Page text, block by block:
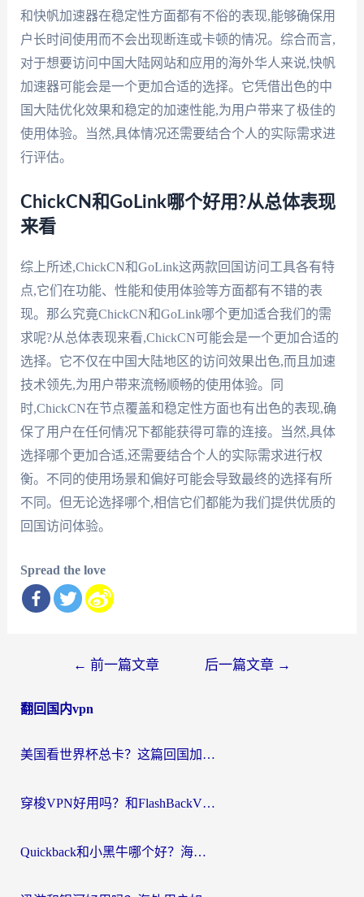
和快帆加速器在稳定性方面都有不俗的表现,能够确保用
户长时间使用而不会出现断连或卡顿的情况。综合而言,
对于想要访问中国大陆网站和应用的海外华人来说,快帆
加速器可能会是一个更加合适的选择。它凭借出色的中
国大陆优化效果和稳定的加速性能,为用户带来了极佳的
使用体验。当然,具体情况还需要结合个人的实际需求进
行评估。
ChickCN和GoLink哪个好用?从总体表现
来看
综上所述,ChickCN和GoLink这两款回国访问工具各有特
点,它们在功能、性能和使用体验等方面都有不错的表
现。那么究竟ChickCN和GoLink哪个更加适合我们的需
求呢?从总体表现来看,ChickCN可能会是一个更加合适的
选择。它不仅在中国大陆地区的访问效果出色,而且加速
技术领先,为用户带来流畅顺畅的使用体验。同
时,ChickCN在节点覆盖和稳定性方面也有出色的表现,确
保了用户在任何情况下都能获得可靠的连接。当然,具体
选择哪个更加合适,还需要结合个人的实际需求进行权
衡。不同的使用场景和偏好可能会导致最终的选择有所
不同。但无论选择哪个,相信它们都能为我们提供优质的
回国访问体验。
Spread the love
导
← 前一篇文章 后一篇文章 →
翻回国内vpn
美国看世界杯总卡？这篇回国加速器指南帮你无缝刷国内资源（附苹果手机VPN设置步骤）
穿梭VPN好用吗？和FlashBackVPN对比哪个回国效果更好？
Quickback和小黑牛哪个好？海外党亲测指南，选对回国加速器秒回国内